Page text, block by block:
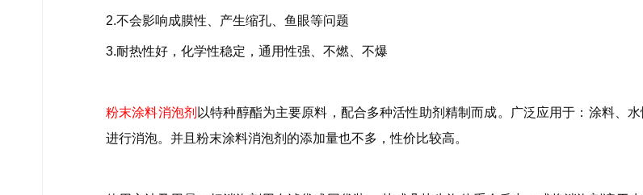
2.不会影响成膜性、产生缩孔、鱼眼等问题
3.耐热性好，化学性稳定，通用性强、不燃、不爆
粉末涂料消泡剂 以特种醇酯为主要原料，配合多种活性助剂精制而成。广泛应用于：涂料、
进行消泡。并且粉末涂料消泡剂的添加量也不多，性价比较高。